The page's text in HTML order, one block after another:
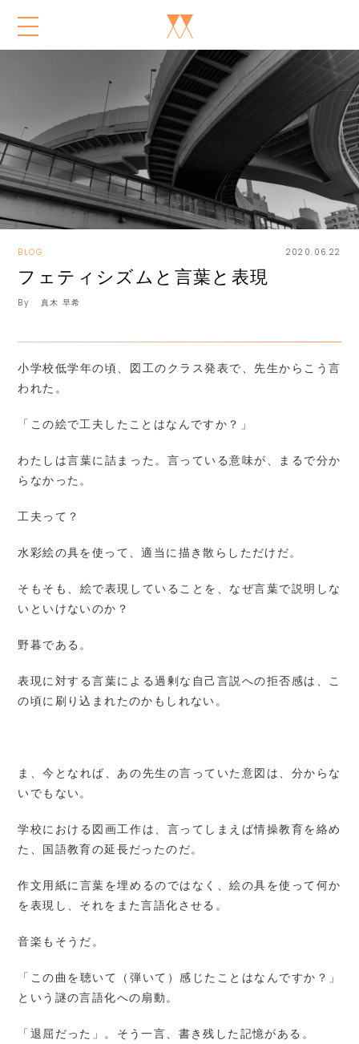
BLOG 2020.06.22
フェティシズムと言葉と表現
By 真木 早希
小学校低学年の頃、図工のクラス発表で、先生からこう言
われた。
「この絵で工夫したことはなんですか？」
わたしは言葉に詰まった。言っている意味が、まるで分か
らなかった。
工夫って？
水彩絵の具を使って、適当に描き散らしただけだ。
そもそも、絵で表現していることを、なぜ言葉で説明しな
いといけないのか？
野暮である。
表現に対する言葉による過剰な自己言説への拒否感は、こ
の頃に刷り込まれたのかもしれない。
ま、今となれば、あの先生の言っていた意図は、分からな
いでもない。
学校における図画工作は、言ってしまえば情操教育を絡め
た、国語教育の延長だったのだ。
作文用紙に言葉を埋めるのではなく、絵の具を使って何か
を表現し、それをまた言語化させる。
音楽もそうだ。
「この曲を聴いて（弾いて）感じたことはなんですか？」
という謎の言語化への扇動。
「退屈だった」。そう一言、書き残した記憶がある。